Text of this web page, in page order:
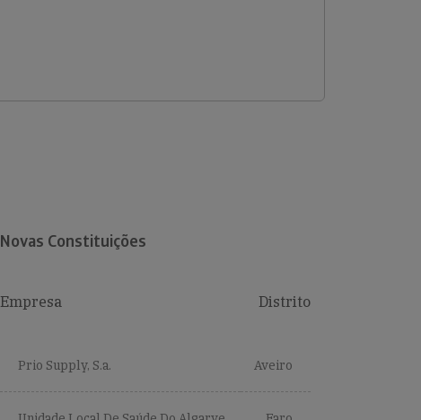
Novas Constituições
Empresa Distrito
Prio Supply, S.a. Aveiro